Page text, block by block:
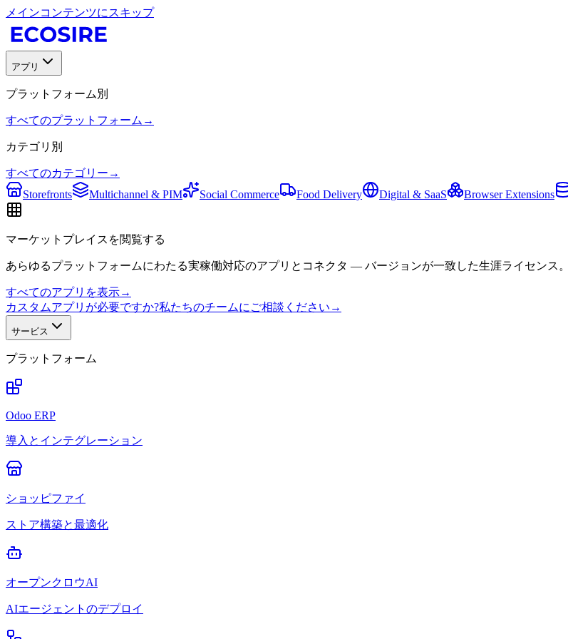
メインコンテンツにスキップ
アプリ
プラットフォーム別
すべてのプラットフォーム →
カテゴリ別
すべてのカテゴリー →
Storefronts
Multichannel & PIM Social Commerce Food Delivery Digital & SaaS Browser Extensions
マーケットプレイスを閲覧する
あらゆるプラットフォームにわたる実稼働対応のアプリとコネクタ — バージョンが一致した生涯ライセンス。
すべてのアプリを表示→
カスタムアプリが必要ですか?私たちのチームにご相談ください →
サービス
プラットフォーム
Odoo ERP
導入とインテグレーション
ショッピファイ
ストア構築と最適化
オープンクロウAI
AIエージェントのデプロイ